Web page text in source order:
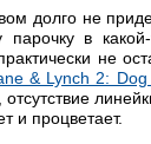
долго не
в
не
& Lynch 2: Dog
и процветает.